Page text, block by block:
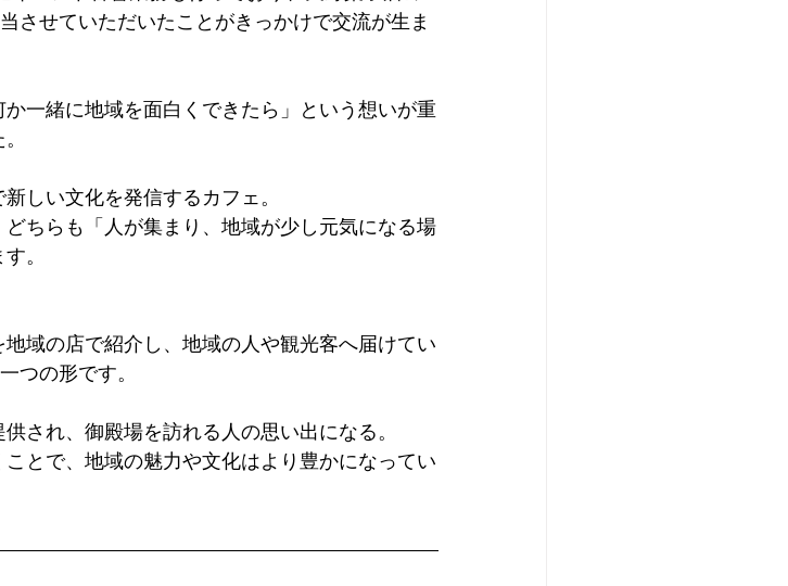
させていただいたことがきっかけで交流が生ま
一緒に地域を面白くできたら」という想いが重
しい文化を発信するカフェ。
ちらも「人が集まり、地域が少し元気になる場
。
域の店で紹介し、地域の人や観光客へ届けてい
つの形です。
され、御殿場を訪れる人の思い出になる。
とで、地域の魅力や文化はより豊かになってい